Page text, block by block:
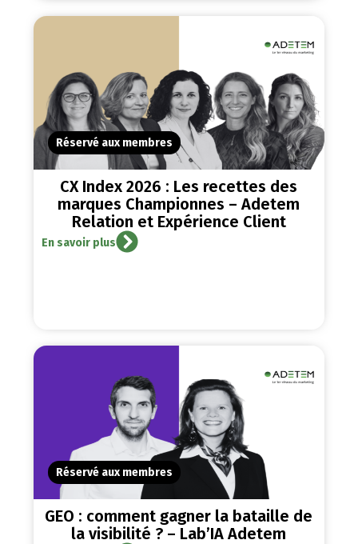
Réservé aux membres
CX Index 2026 : Les recettes des
marques Championnes – Adetem
Relation et Expérience Client
En savoir plus
Réservé aux membres
GEO : comment gagner la bataille de
la visibilité ? – Lab’IA Adetem